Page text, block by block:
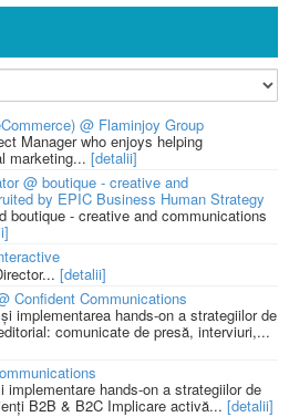
@ Flaminjoy Group
Manager who enjoys helping
marketing... [detalii]
@ boutique - creative and
by EPIC Business Human Strategy
boutique - creative and communications
[detalii]
Confident Communications
implementarea hands-on a strategiilor de
comunicate de presă, interviuri,...
hands-on a strategiilor de
B2B & B2C Implicare activă... [detalii]